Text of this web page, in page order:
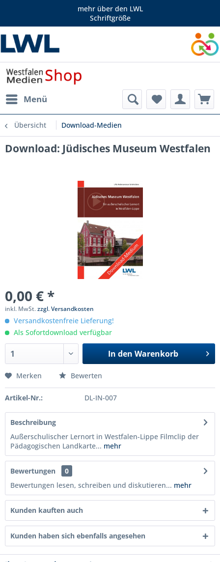
mehr über den LWL
Schriftgröße
Menü
Übersicht Download-Medien
Download: Jüdisches Museum Westfalen
0,00 € *
inkl. MwSt.zzgl. Versandkosten
Versandkostenfreie Lieferung!
Als Sofortdownload verfügbar
In den Warenkorb
Merken Bewerten
Artikel-Nr.: DL-IN-007
Beschreibung
Außerschulischer Lernort in Westfalen-Lippe Filmclip der
Pädagogischen Landkarte... mehr
Bewertungen
0
Bewertungen lesen, schreiben und diskutieren... mehr
Kunden kauften auch
Kunden haben sich ebenfalls angesehen